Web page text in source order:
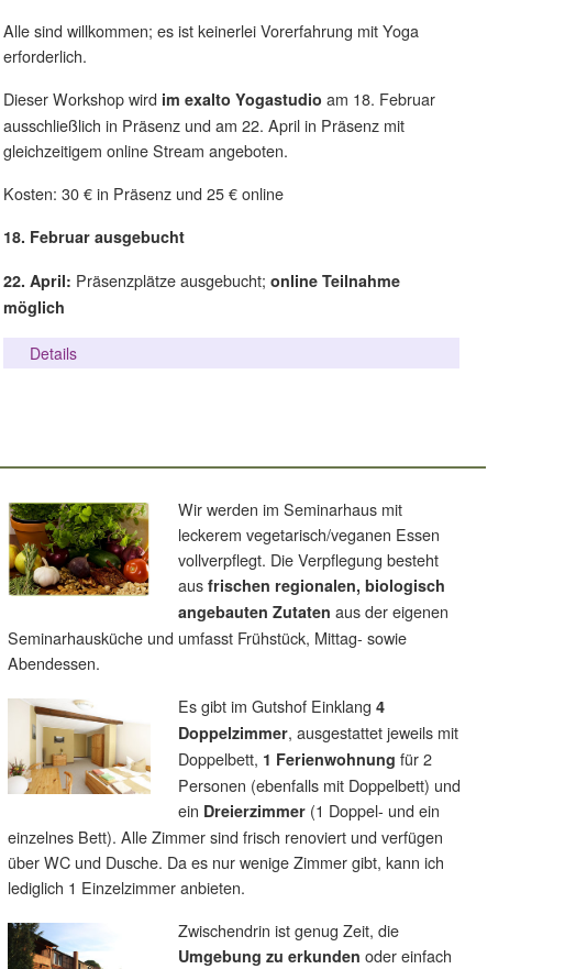
Alle sind willkommen; es ist keinerlei Vorerfahrung mit Yoga
erforderlich.
Dieser Workshop wird im exalto Yogastudio am 18. Februar
ausschließlich in Präsenz und am 22. April in Präsenz mit
gleichzeitigem online Stream angeboten.
Kosten: 30 € in Präsenz und 25 € online
18. Februar ausgebucht
22. April: Präsenzplätze ausgebucht; online Teilnahme
möglich
Details
Wir werden im Seminarhaus mit
leckerem vegetarisch/veganen Essen
vollverpflegt. Die Verpflegung besteht
aus frischen regionalen, biologisch
angebauten Zutaten aus der eigenen
Seminarhausküche und umfasst Frühstück, Mittag- sowie
Abendessen.
Es gibt im Gutshof Einklang 4
Doppelzimmer, ausgestattet jeweils mit
Doppelbett, 1 Ferienwohnung für 2
Personen (ebenfalls mit Doppelbett) und
ein Dreierzimmer (1 Doppel- und ein
einzelnes Bett). Alle Zimmer sind frisch renoviert und verfügen
über WC und Dusche. Da es nur wenige Zimmer gibt, kann ich
lediglich 1 Einzelzimmer anbieten.
Zwischendrin ist genug Zeit, die
Umgebung zu erkunden oder einfach